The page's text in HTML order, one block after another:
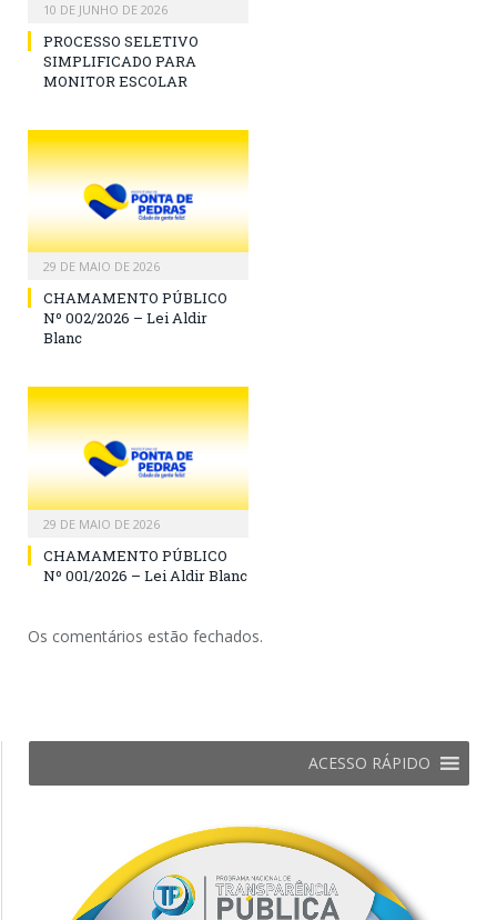
10 DE JUNHO DE 2026
PROCESSO SELETIVO
SIMPLIFICADO PARA
MONITOR ESCOLAR
29 DE MAIO DE 2026
CHAMAMENTO PÚBLICO
Nº 002/2026 – Lei Aldir
Blanc
29 DE MAIO DE 2026
CHAMAMENTO PÚBLICO
Nº 001/2026 – Lei Aldir Blanc
Os comentários estão fechados.
ACESSO RÁPIDO